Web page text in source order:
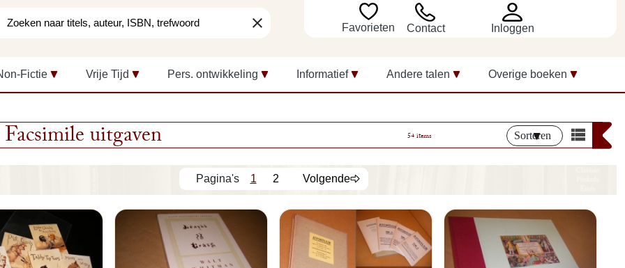
clear Favorieten Contact Inloggen
Fictie Vrije Tijd Pers. ontwikkeling Informatief Andere talen Overige boeken
Facsimile uitgaven 54 items Sorteren
1 2 Volgende